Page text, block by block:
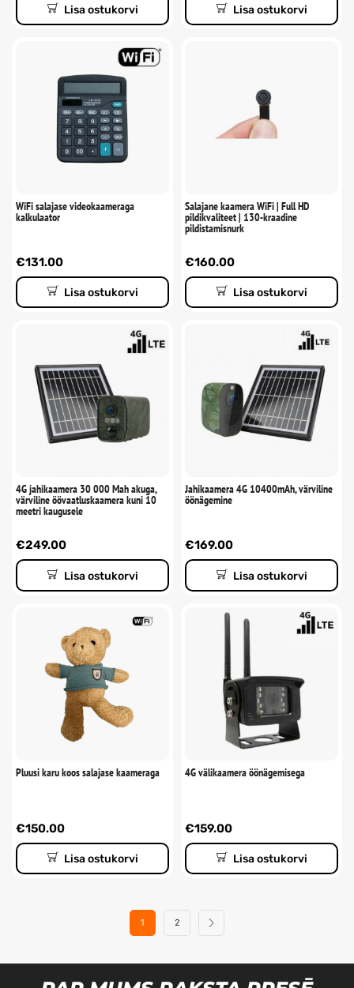
Lisa ostukorvi Lisa ostukorvi
WiFi salajase videokaameraga
kalkulaator
€131.00
Lisa ostukorvi
Salajane kaamera WiFi | Full HD
pildikvaliteet | 130-kraadine
pildistamisnurk
€160.00
Lisa ostukorvi
4G jahikaamera 30 000 Mah akuga,
värviline öövaatluskaamera kuni 10
meetri kaugusele
€249.00
Lisa ostukorvi
Jahikaamera 4G 10400mAh, värviline
öönägemine
€169.00
Lisa ostukorvi
Pluusi karu koos salajase kaameraga
€150.00
Lisa ostukorvi
4G välikaamera öönägemisega
€159.00
Lisa ostukorvi
1 2